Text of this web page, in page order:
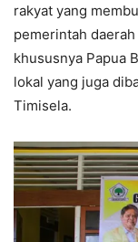
rakyat yang
pemerintah
khususnya Papua
lokal yang juga
Timisela.